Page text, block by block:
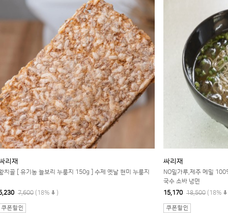
리재
치골 [ 유기농 늘보리 누룽지 150g ] 수제 옛날 현미 누룽지
7,600 (18% )
싸리재
NO밀가루,제주 메밀
국수 소바 냉면
15,170 18,500 (18%